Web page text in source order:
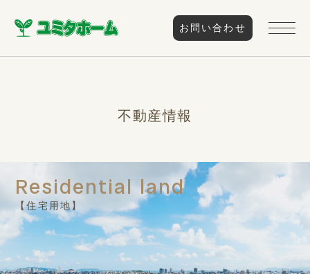
お問い合わせ
不動産情報
Residential land
【住宅用地】